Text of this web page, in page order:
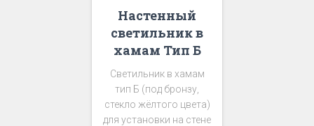
Настенный
светильник в
хамам Тип Б
Светильник в хамам
тип Б (под бронзу,
стекло жёлтого цвета)
для установки на стене